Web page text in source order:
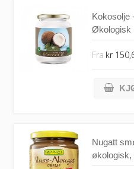
Kokosolje
Økologisk
Fra kr
Nugatt
økologisk,